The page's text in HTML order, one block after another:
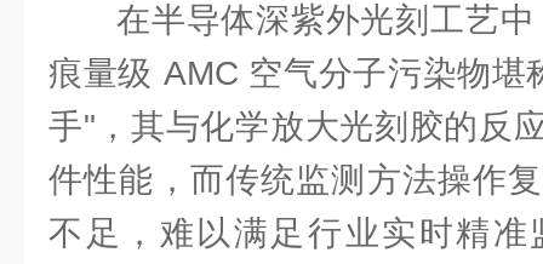
在半导体深紫外光刻工艺
痕量级 AMC 空气分子污染物堪
手"，其与化学放大光刻胶的反
件性能，而传统监测方法操作
不足，难以满足行业实时精准